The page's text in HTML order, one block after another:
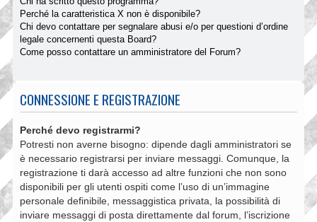
Perché la caratteristica X non è disponibile?
Chi devo contattare per segnalare abusi e/o per questioni d’ordine
legale concernenti questa Board?
Come posso contattare un amministratore del Forum?
CONNESSIONE E REGISTRAZIONE
Perché devo registrarmi?
Potresti non averne bisogno: dipende dagli amministratori se
è necessario registrarsi per inviare messaggi. Comunque, la
registrazione ti darà accesso ad altre funzioni che non sono
disponibili per gli utenti ospiti come l’uso di un’immagine
personale definibile, messaggistica privata, la possibilità di
inviare messaggi di posta direttamente dal forum, l’iscrizione